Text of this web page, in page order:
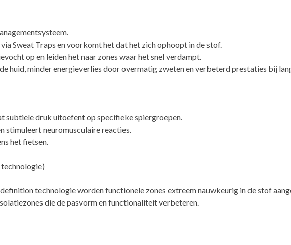
Sweat Traps en voorkomt het dat het zich ophoopt in de stof.
op en leiden het naar zones waar het snel verdampt.
huid, minder energieverlies door overmatig zweten en verbeterd prestaties bij
subtiele druk uitoefent op specifieke spiergroepen.
stimuleert neuromusculaire reacties.
het fietsen.
technologie worden functionele zones extreem nauwkeurig in de stof
die de pasvorm en functionaliteit verbeteren.